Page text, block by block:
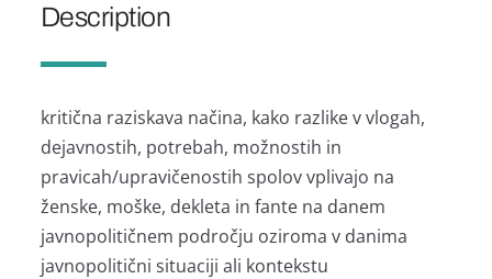
Description
kritična raziskava načina, kako razlike v vlogah,
dejavnostih, potrebah, možnostih in
pravicah/upravičenostih spolov vplivajo na
ženske, moške, dekleta in fante na danem
javnopolitičnem področju oziroma v danima
javnopolitični situaciji ali kontekstu